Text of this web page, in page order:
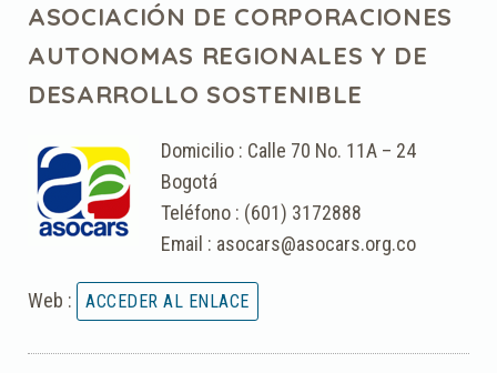
ASOCIACIÓN DE CORPORACIONES
AUTONOMAS REGIONALES Y DE
DESARROLLO SOSTENIBLE
Domicilio : Calle 70 No. 11A – 24
Bogotá
Teléfono : (601) 3172888
Email : asocars@asocars.org.co
Web :